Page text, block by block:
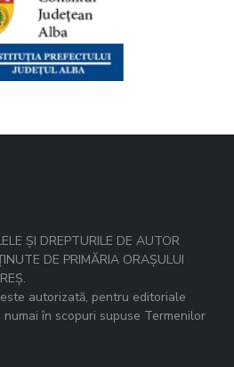
ȘI DREPTURILE DE AUTOR
DE PRIMĂRIA ORAȘULUI
autorizată, pentru editoriale
numai în scopuri supuse Termenilor